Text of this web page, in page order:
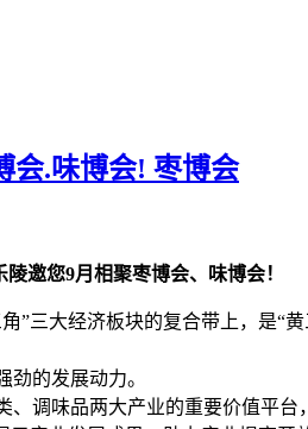
会.味博会! 枣博会
邀您9月相聚枣博会、味博会！
”三大经济板块的复合带上，是“
的发展动力。
调味品两大产业的重要价值平